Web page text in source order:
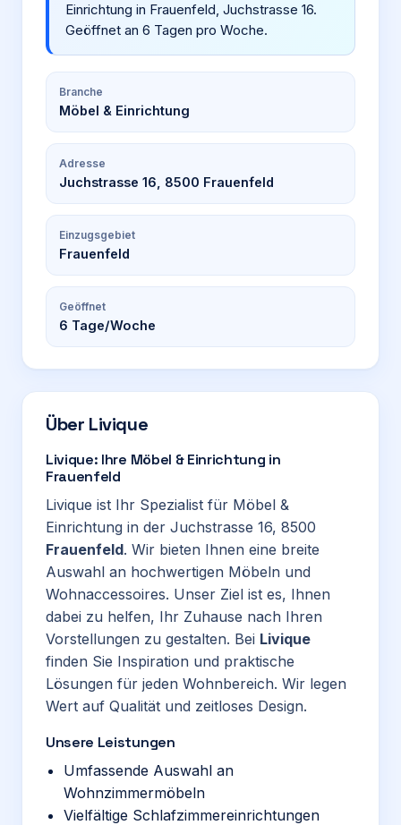
Einrichtung in Frauenfeld, Juchstrasse 16.
Geöffnet an 6 Tagen pro Woche.
Branche
Möbel & Einrichtung
Adresse
Juchstrasse 16, 8500 Frauenfeld
Einzugsgebiet
Frauenfeld
Geöffnet
6 Tage/Woche
Über Livique
Livique: Ihre Möbel & Einrichtung in
Frauenfeld
Livique ist Ihr Spezialist für Möbel &
Einrichtung in der Juchstrasse 16, 8500
Frauenfeld. Wir bieten Ihnen eine breite
Auswahl an hochwertigen Möbeln und
Wohnaccessoires. Unser Ziel ist es, Ihnen
dabei zu helfen, Ihr Zuhause nach Ihren
Vorstellungen zu gestalten. Bei Livique
finden Sie Inspiration und praktische
Lösungen für jeden Wohnbereich. Wir legen
Wert auf Qualität und zeitloses Design.
Unsere Leistungen
Umfassende Auswahl an
Wohnzimmermöbeln
Vielfältige Schlafzimmereinrichtungen